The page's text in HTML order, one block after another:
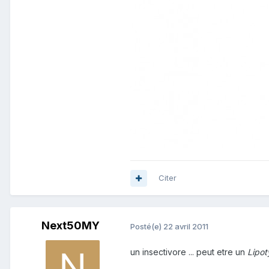
Citer
Next50MY Posté(e) 22 avril 2011
un insectivore ... peut etre un